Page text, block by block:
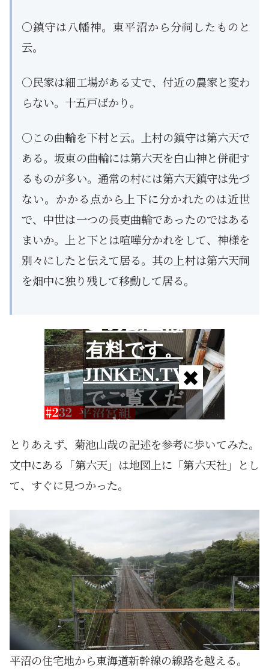
○鎮守は八幡神。東平沼から分祠したものと
云。
○民家は細工場がある丈で、付近の農家と変わ
らない。十五戸ばかり。
○この曲輪を下村と云。上村の鎮守は第六天で
ある。坂東の曲輪には第六天を白山神と併祀す
るものが多い。通常の村には第六天鎮守は先づ
ない。かかる点から上下に分かれたのは近世
で、中世は一つの長吏曲輪であったのではある
まいか。上と下とは喧嘩分かれをして、神様を
別々にしたと伝えて居る。其の上村は第六天祠
を畑中に独り残して移動して居る。
とりあえず、菊池山哉の記述を参考に歩いてみた。
文中にある「第六天」は地図上に「第六天社」とし
て、すぐに見つかった。
平沼の住宅地から東海道新幹線の線路を越える。